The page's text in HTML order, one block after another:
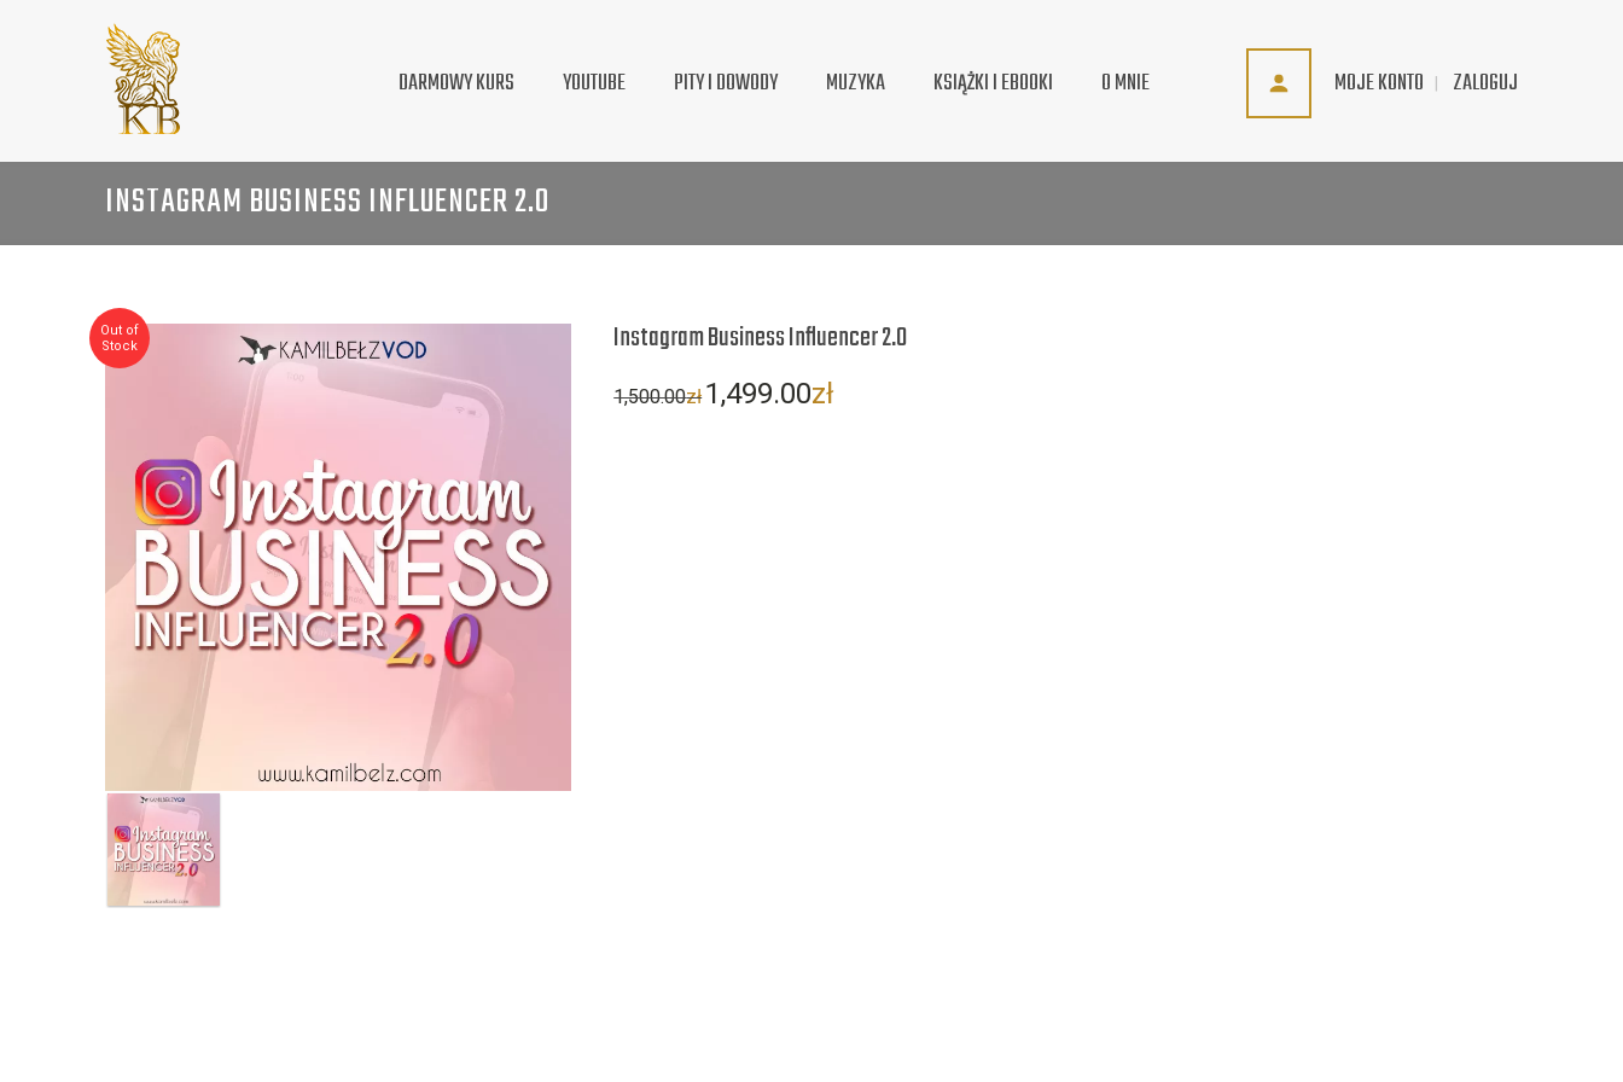
MOJE KONTO ZALOGUJ
DARMOWY KURS YOUTUBE PITY I DOWODY MUZYKA KSIĄŻKI I EBOOKI O MNIE
INSTAGRAM BUSINESS INFLUENCER 2.0
Out of
Stock
Instagram Business Influencer 2.0
1,500.00zł
Pierwotna
1,499.00zł